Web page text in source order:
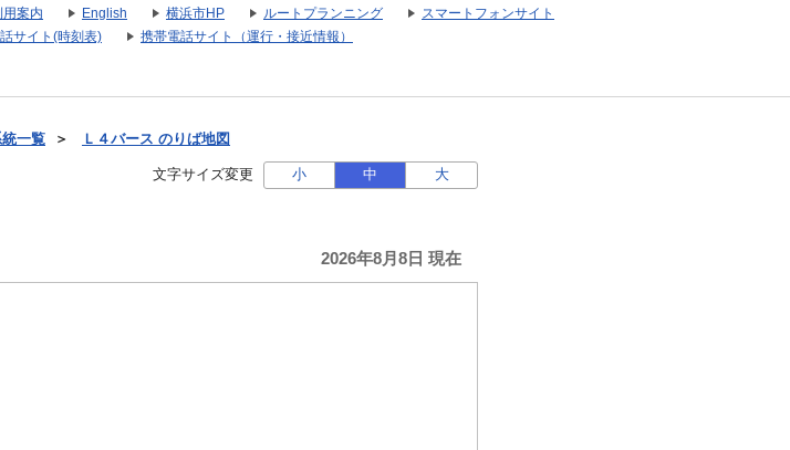
用案内 English 横浜市HP ルートプランニング
スマートフォンサイト
サイト(時刻表) 携帯電話サイト（運行・接近情報）
統一覧 ＞ Ｌ４バース のりば地図
文字サイズ変更 小 中 大
2026年8月8日 現在